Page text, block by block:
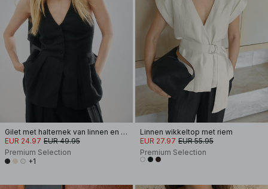
Gilet met halternek van linnen en lyocellmix
EUR 24.97 EUR 49.95
Premium Selection
+1
Linnen wikkeltop met riem
EUR 27.97 EUR 55.95
Premium Selection